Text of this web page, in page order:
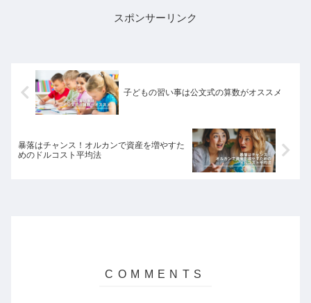
スポンサーリンク
子どもの習い事は公文式の算数がオススメ
暴落はチャンス！オルカンで資産を増やすた
めのドルコスト平均法